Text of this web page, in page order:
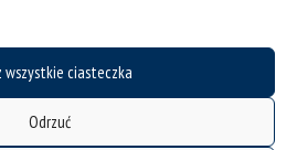
wszystkie ciasteczka
Odrzuć